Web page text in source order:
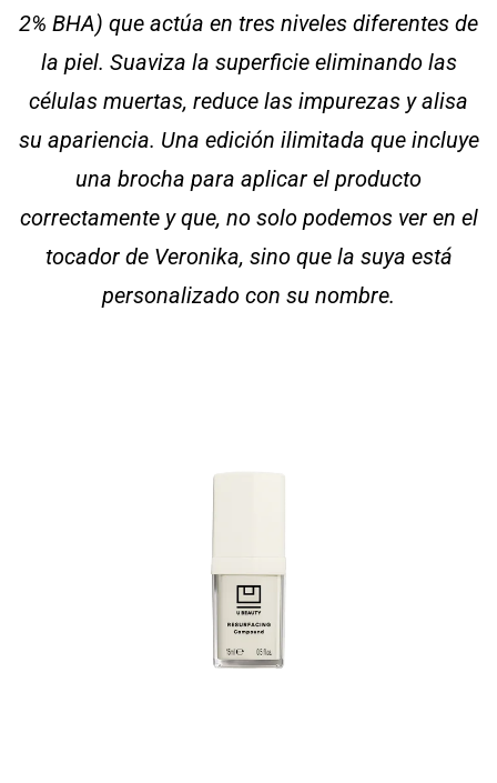
2% BHA) que actúa en tres niveles diferentes de
la piel. Suaviza la superficie eliminando las
células muertas, reduce las impurezas y alisa
su apariencia. Una edición ilimitada que incluye
una brocha para aplicar el producto
correctamente y que, no solo podemos ver en el
tocador de Veronika, sino que la suya está
personalizado con su nombre.